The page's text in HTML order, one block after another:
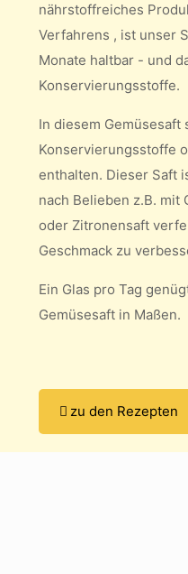
nährstoffreiches
Verfahrens , ist unser
Monate haltbar - und
Konservierungsstoffe.
In diesem
Konservierungsstoffe
enthalten. Dieser Saft
nach Belieben z.B. mit
oder Zitronensaft
Geschmack zu
Ein Glas pro Tag
Gemüsesaft in Maßen.
zu den Rezepten